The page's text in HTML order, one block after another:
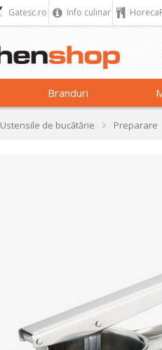
Gatesc.ro Info culinar
Branduri
Ustensile de bucătărie Preparare